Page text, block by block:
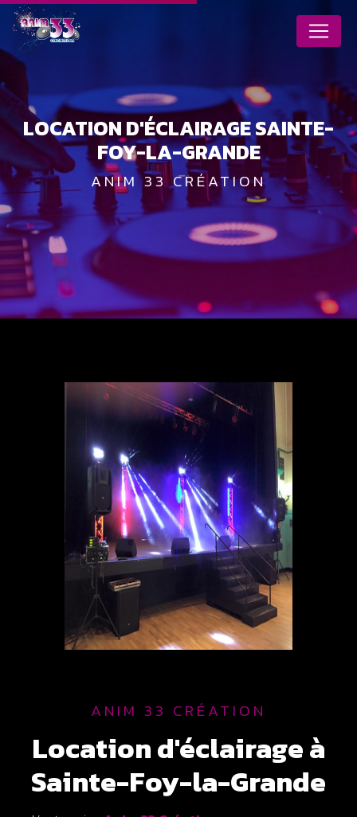
LOCATION D'ÉCLAIRAGE SAINTE-
FOY-LA-GRANDE
ANIM 33 CRÉATION
ANIM 33 CRÉATION
location d'éclairage à
Sainte-Foy-la-Grande
Panneau de gestion des cookies